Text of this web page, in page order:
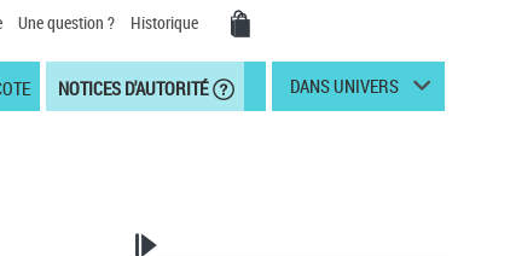
Une question ? Historique
NOTICES D'AUTORITÉ DANS UNIVERS